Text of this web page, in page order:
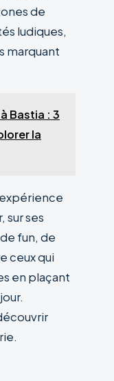
de
ludiques,
marquant
Bastia : 3
la
sur ses
fun, de
ceux qui
en plaçant